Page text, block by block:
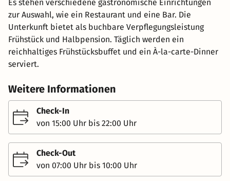
Es stehen verschiedene gastronomische Einrichtungen
zur Auswahl, wie ein Restaurant und eine Bar. Die
Unterkunft bietet als buchbare Verpflegungsleistung
Frühstück und Halbpension. Täglich werden ein
reichhaltiges Frühstücksbuffet und ein À-la-carte-Dinner
serviert.
Weitere Informationen
Check-In
von 15:00 Uhr bis 22:00 Uhr
Check-Out
von 07:00 Uhr bis 10:00 Uhr